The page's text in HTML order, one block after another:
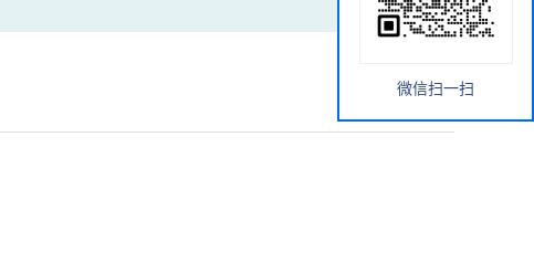
微信扫一扫